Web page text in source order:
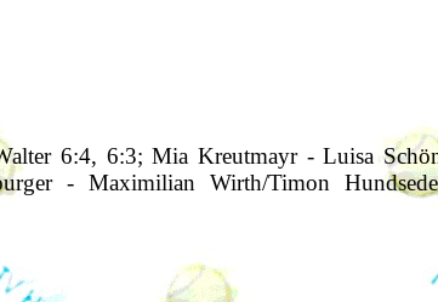
6:4, 6:3; Mia Kreutmayr - Luisa
- Maximilian Wirth/Timon